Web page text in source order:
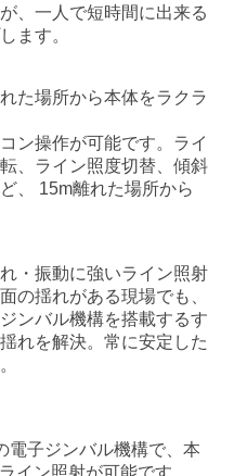
、一人で短時間に出来る
ます。
た場所から本体をラクラ
ン操作が可能です。ライ
、ライン照度切替、傾斜
、 15m離れた場所から
・振動に強いライン照射
の揺れがある現場でも、
ンバル機構を搭載するす
れを解決。常に安定した
電子ジンバル機構で、本
イン照射が可能です。